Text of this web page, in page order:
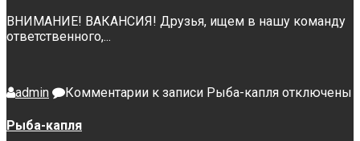
ВНИМАНИЕ! ВАКАНСИЯ! Друзья, ищем в нашу команду
ответственного,...
admin Комментарии к записи Рыба-капля отключены
Рыба-капля